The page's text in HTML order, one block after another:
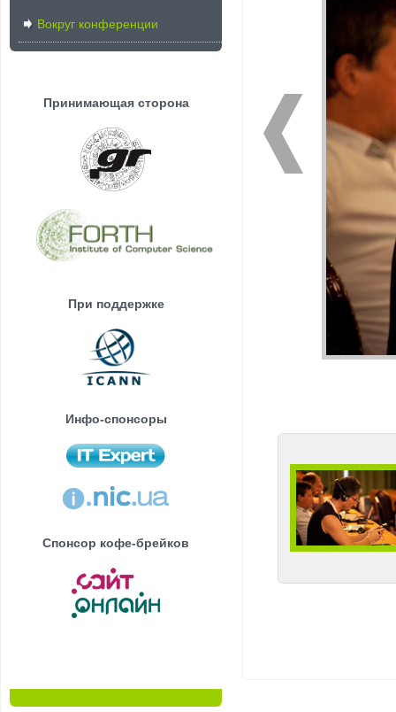
Вокруг конференции
Принимающая сторона
При поддержке
Инфо-спонсоры
Спонсор кофе-брейков